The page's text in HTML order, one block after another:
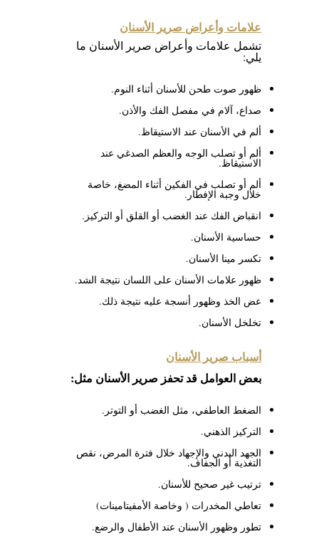
علامات وأعراض صرير الأسنان
تشمل علامات وأعراض صرير الأسنان ما
يلي:
ظهور صوت طحن للأسنان أثناء النوم.
صداع، آلام في مفصل الفك والأذن.
ألم في الأسنان عند الاستيقاظ.
ألم أو تصلب الوجه والعظم الصدغي عند
الاستيقاظ.
ألم أو تصلب في الفكين أثناء المضغ، خاصة
خلال وجبة الإفطار.
انقباض الفك عند الغضب أو القلق أو التركيز.
حساسية الأسنان.
تكسر مينا الأسنان.
ظهور علامات الأسنان على اللسان نتيجة الشد.
عض الخذ وظهور أنسجة عليه نتيجة ذلك.
تخلخل الأسنان.
أسباب صرير الأسنان
بعض العوامل قد تحفز صرير الأسنان مثل:
الضغط العاطفي، مثل الغضب أو التوتر.
التركيز الذهني.
الجهد البدني والإجهاد خلال فترة المرض، نقص
التغذية أو الجفاف.
ترتيب غير صحيح للأسنان.
تعاطي المخدرات ( وخاصة الأمفيتامينات)
تطور وظهور الأسنان عند الأطفال والرضع.